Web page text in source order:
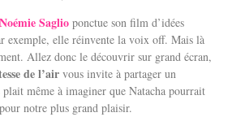
Noémie Saglio ponctue son film d’idées
exemple, elle réinvente la voix off. Mais là
Allez donc le découvrir sur grand écran,
de l’air vous invite à partager un
plait même à imaginer que Natacha pourrait
notre plus grand plaisir.